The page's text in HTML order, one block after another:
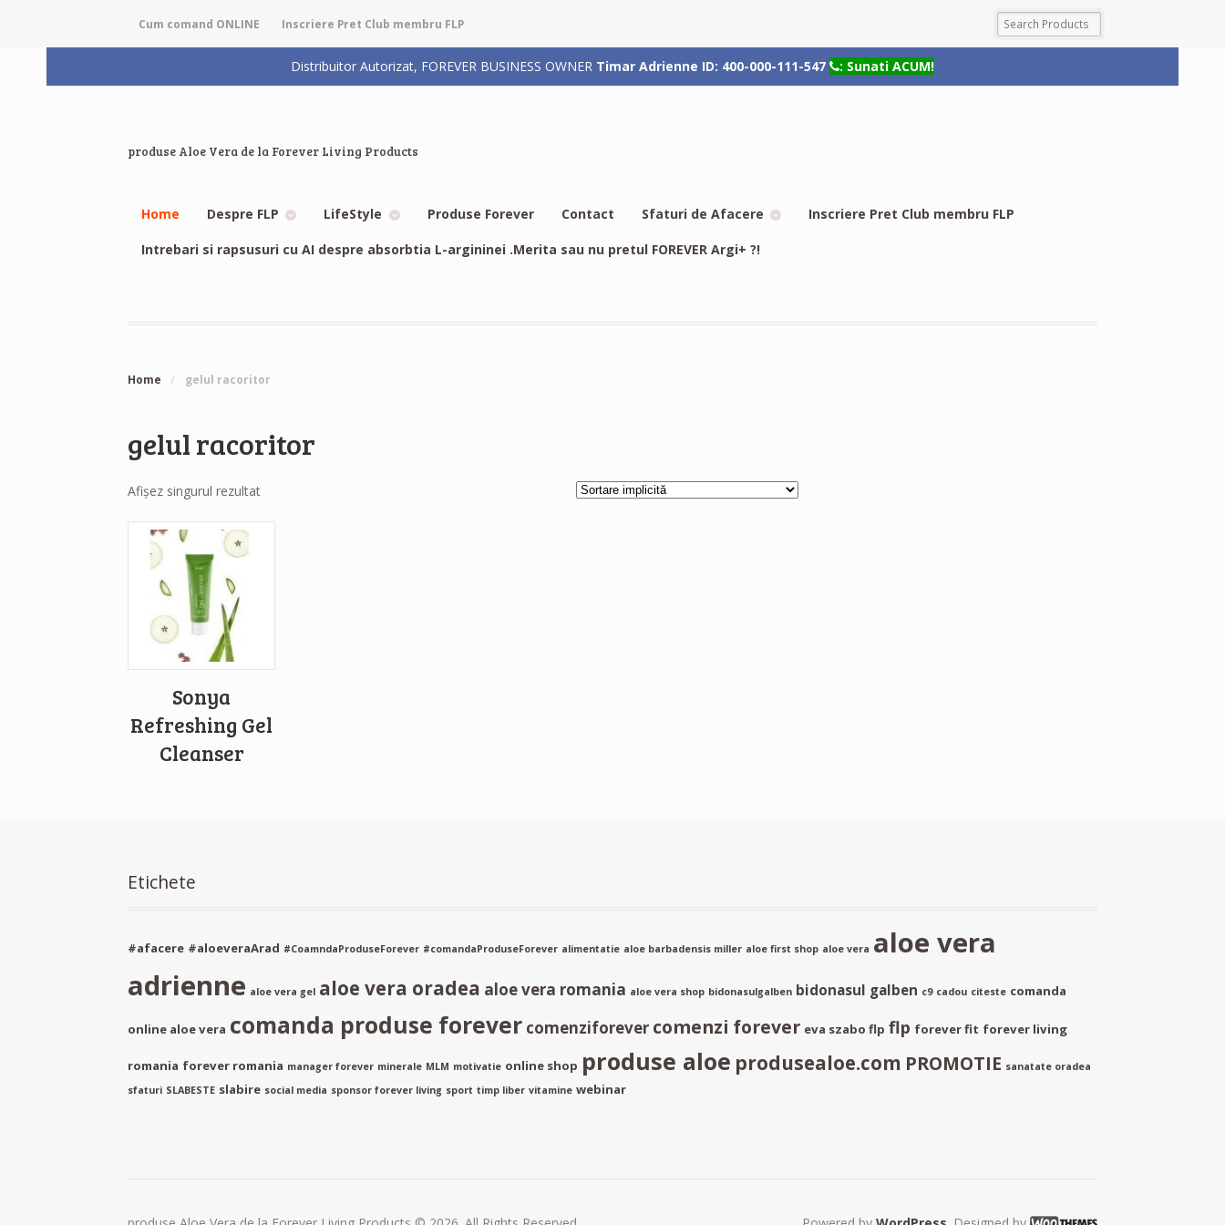
Cum comand ONLINE Inscriere Pret Club membru FLP
Distribuitor Autorizat, FOREVER BUSINESS OWNER Timar Adrienne ID: 400-000-111-547 : Sunati ACUM!
produse Aloe Vera de la Forever Living Products
Home Despre FLP LifeStyle Produse Forever Contact Sfaturi de Afacere Inscriere Pret Club membru FLP
Intrebari si rapsusuri cu AI despre absorbtia L-argininei .Merita sau nu pretul FOREVER Argi+ ?!
Home / gelul racoritor
gelul racoritor
Afișez singurul rezultat
Sonya
Refreshing Gel
Cleanser
Etichete
#afacere #aloeveraArad #CoamndaProduseForever #comandaProduseForever alimentatie aloe barbadensis miller aloe first shop aloe vera aloe vera
adrienne aloe vera gel aloe vera oradea aloe vera romania aloe vera shop bidonasulgalben bidonasul galben c9 cadou citeste comanda
online aloe vera comanda produse forever comenziforever comenzi forever eva szabo flp flp forever fit forever living
romania forever romania manager forever minerale MLM motivatie online shop produse aloe produsealoe.com PROMOTIE sanatate oradea
sfaturi SLABESTE slabire social media sponsor forever living sport timp liber vitamine webinar